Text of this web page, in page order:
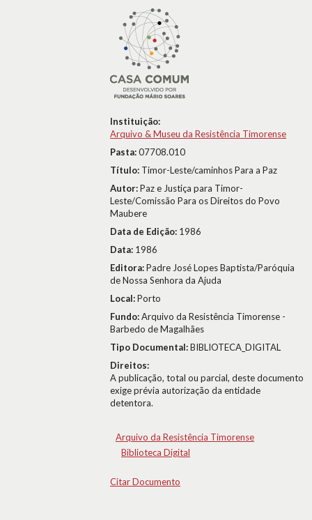
Instituição:
Arquivo & Museu da Resistência Timorense
Pasta:07708.010
Título: Timor-Leste/caminhos Para a Paz
Autor:Paz e Justiça para Timor-
Leste/Comissão Para os Direitos do Povo
Maubere
Data de Edição: 1986
Data: 1986
Editora:Padre José Lopes Baptista/Paróquia
de Nossa Senhora da Ajuda
Local:Porto
Fundo:Arquivo da Resistência Timorense -
Barbedo de Magalhães
Tipo Documental:BIBLIOTECA_DIGITAL
Direitos:
A publicação, total ou parcial, deste documento
exige prévia autorização da entidade
detentora.
Arquivo da Resistência Timorense
Biblioteca Digital
Citar Documento